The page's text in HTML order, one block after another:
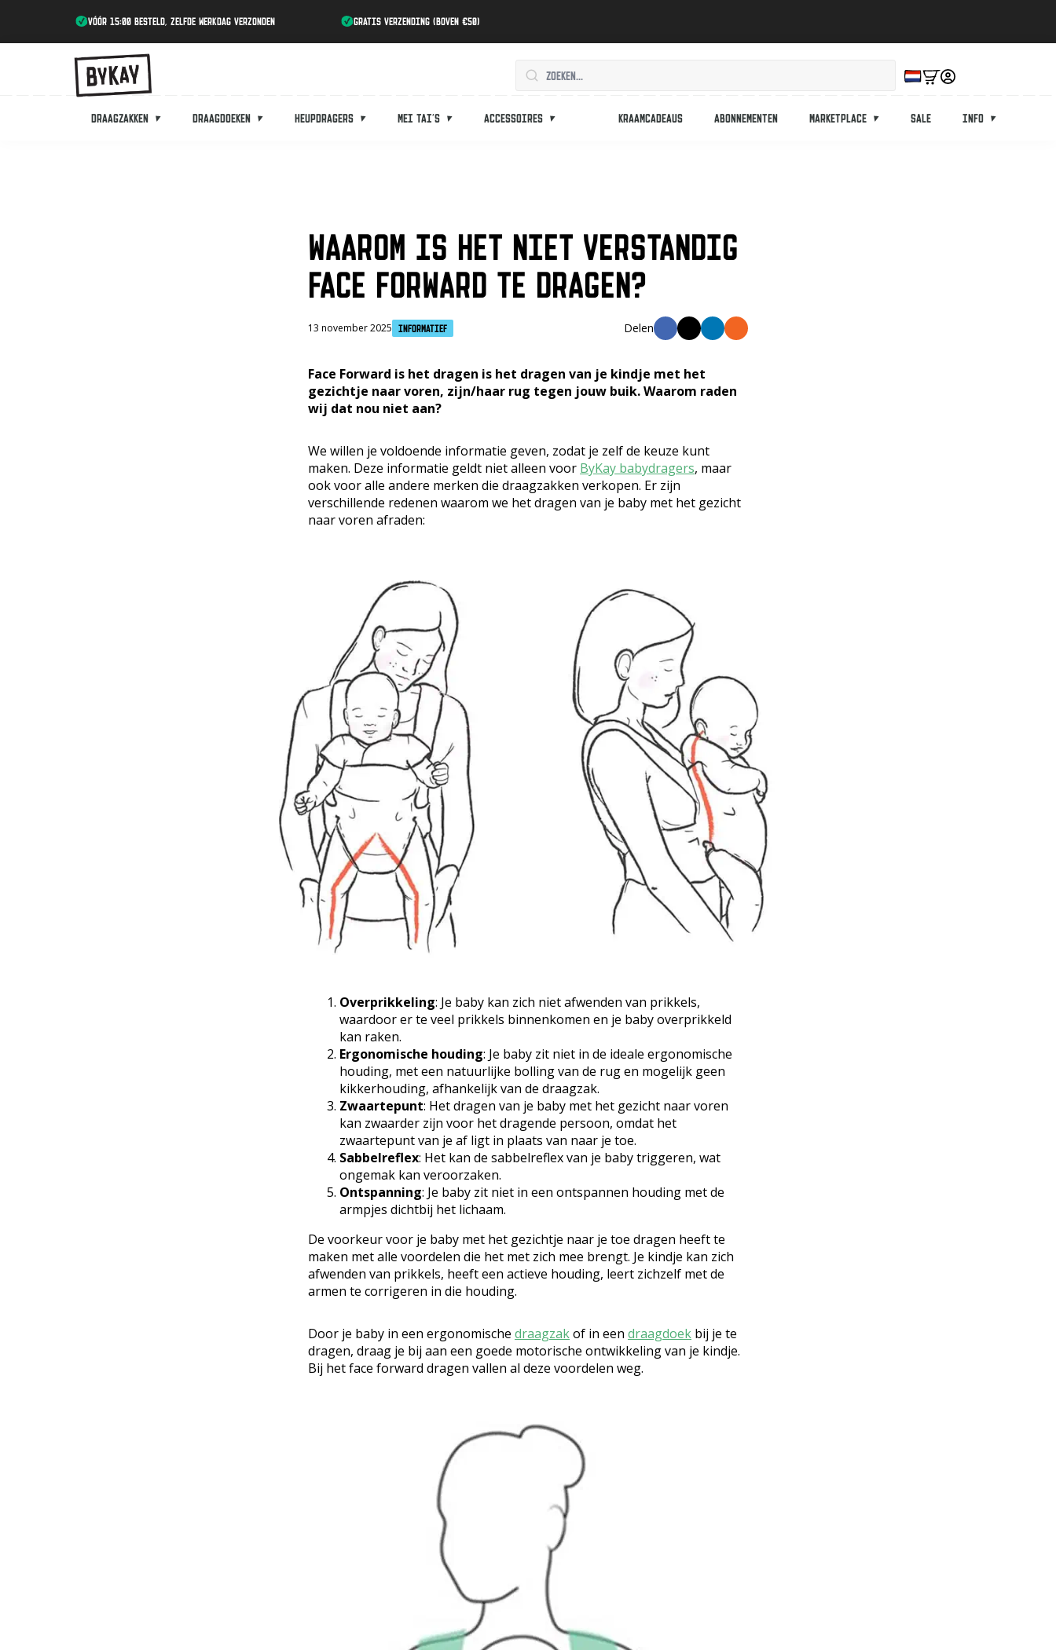
vóór 15:00 besteld, zelfde werkdag verzonden Gratis verzending (boven €50)
Draagzakken Draagdoeken Heupdragers Mei tai's Accessoires Kraamcadeaus Abonnementen Marketplace Sale Info
WAAROM IS HET NIET VERSTANDIG
FACE FORWARD TE DRAGEN?
13 november 2025 Informatief
Face Forward is het dragen is het dragen van je kindje met het
gezichtje naar voren, zijn/haar rug tegen jouw buik. Waarom raden
wij dat nou niet aan?
We willen je voldoende informatie geven, zodat je zelf de keuze kunt
maken. Deze informatie geldt niet alleen voor ByKay babydragers, maar
ook voor alle andere merken die draagzakken verkopen. Er zijn
verschillende redenen waarom we het dragen van je baby met het gezicht
naar voren afraden:
Overprikkeling: Je baby kan zich niet afwenden van prikkels,
waardoor er te veel prikkels binnenkomen en je baby overprikkeld
kan raken.
Ergonomische houding: Je baby zit niet in de ideale ergonomische
houding, met een natuurlijke bolling van de rug en mogelijk geen
kikkerhouding, afhankelijk van de draagzak.
Zwaartepunt: Het dragen van je baby met het gezicht naar voren
kan zwaarder zijn voor het dragende persoon, omdat het
zwaartepunt van je af ligt in plaats van naar je toe.
Sabbelreflex: Het kan de sabbelreflex van je baby triggeren, wat
ongemak kan veroorzaken.
Ontspanning: Je baby zit niet in een ontspannen houding met de
armpjes dichtbij het lichaam.
De voorkeur voor je baby met het gezichtje naar je toe dragen heeft te
maken met alle voordelen die het met zich mee brengt. Je kindje kan zich
afwenden van prikkels, heeft een actieve houding, leert zichzelf met de
armen te corrigeren in die houding.
Door je baby in een ergonomische draagzakof in een draagdoek bij je te
dragen, draag je bij aan een goede motorische ontwikkeling van je kindje.
Bij het face forward dragen vallen al deze voordelen weg.